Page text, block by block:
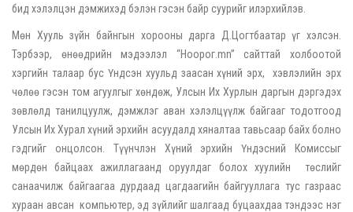
бид хэлэлцэн дэмжихэд бэлэн гэсэн байр суурийг илэрхийлэв.
Мөн Хууль зүйн байнгын хорооны дарга Д.Цогтбаатар үг хэлсэн.
Тэрбээр, өнөөдрийн мэдээлэл “Ноорог.mn” сайттай холбоотой
хэргийн талаар бус Үндсэн хуульд заасан хүний эрх, хэвлэлийн эрх
чөлөө гэсэн том агуулгыг хөндөж, Улсын Их Хурлын даргын дэргэдэх
зөвлөлд танилцуулж, дэмжлэг аван хэлэлцүүлж байгааг тодотгоод
Улсын Их Хурал хүний эрхийн асуудалд хяналтаа тавьсаар байх болно
гэдгийг онцолсон. Түүнчлэн Хүний эрхийн Үндэсний Комиссыг
мөрдөн байцаах ажиллагаанд оруулдаг болох хуулийн төслийг
санаачилж байгаагаа дурдаад цагдаагийн байгууллага тус газраас
хураан авсан компьютер, эд зүйлийг шалгаад буцаахдаа тэндээс нэг